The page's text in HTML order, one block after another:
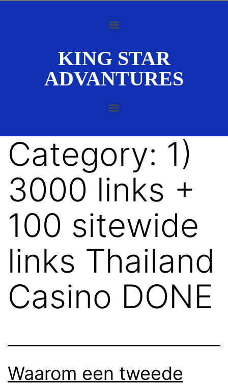
KING STAR
ADVANTURES
Category: 1)
3000 links +
100 sitewide
links Thailand
Casino DONE
Waarom een tweede